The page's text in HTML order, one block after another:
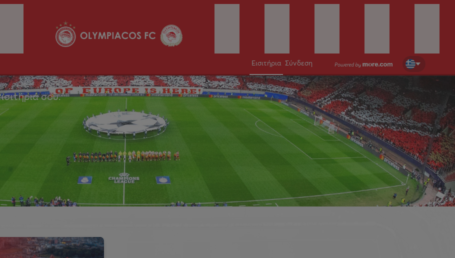
Εισιτήρια Σύνδεση
σου.